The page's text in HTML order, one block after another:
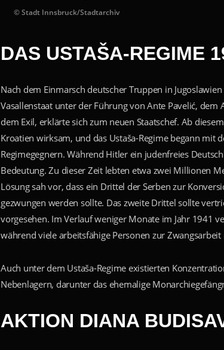
© Stadt Innsbruck/Stadtarchiv
DAS USTAŠA-REGIME
Nach dem Einmarsch deutscher Truppen in
Vasallenstaat unter der Führung von Ante Pavelić, dem
dem Exil, erklärte sich zum neuen Staatschef. Ab
Kroatien wirksam, und das Ustaša-Regime begann mit
Regimegegnern. Während Hitler ein judenfreies
Bedeutung. Zu dieser Zeit lebten etwa zwei Millionen
Lösung sah vor, dass ein Drittel der Serben zur
gezwungen werden sollte. Das zweite Drittel sollte
vorgesehen. Im Verlauf weniger Monate im Jahr 1941
während viele arbeitsfähige Personen zur
Auch unter dem Ustaša-Regime existierten
Nebenlagern, darunter das ehemalige
AKTION DIANA